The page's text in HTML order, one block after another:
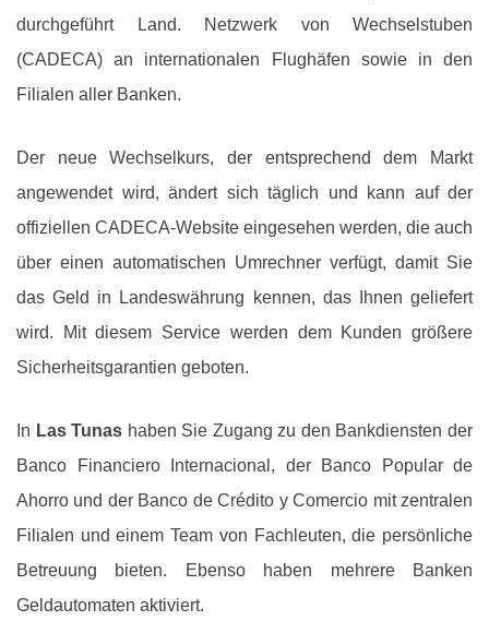
durchgeführt Land. Netzwerk von Wechselstuben
(CADECA) an internationalen Flughäfen sowie in den
Filialen aller Banken.
Der neue Wechselkurs, der entsprechend dem Markt
angewendet wird, ändert sich täglich und kann auf der
offiziellen CADECA-Website eingesehen werden, die auch
über einen automatischen Umrechner verfügt, damit Sie
das Geld in Landeswährung kennen, das Ihnen geliefert
wird. Mit diesem Service werden dem Kunden größere
Sicherheitsgarantien geboten.
In Las Tunas haben Sie Zugang zu den Bankdiensten der
Banco Financiero Internacional, der Banco Popular de
Ahorro und der Banco de Crédito y Comercio mit zentralen
Filialen und einem Team von Fachleuten, die persönliche
Betreuung bieten. Ebenso haben mehrere Banken
Geldautomaten aktiviert.